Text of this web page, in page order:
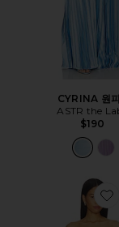
CYRINA 원
ASTR the
$190